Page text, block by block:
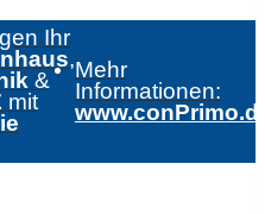
Ihr
,
&
mit
Mehr
Informationen: